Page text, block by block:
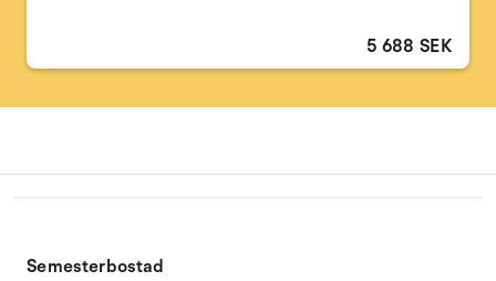
5 688 SEK
Semesterbostad